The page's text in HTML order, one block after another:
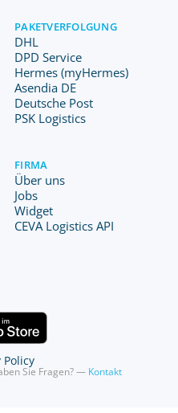
PAKETVERFOLGUNG
DHL
DPD Service
Hermes (myHermes)
Asendia DE
Deutsche Post
PSK Logistics
FIRMA
Über uns
Jobs
Widget
CEVA Logistics API
Sie Fragen? — Kontakt
Policy